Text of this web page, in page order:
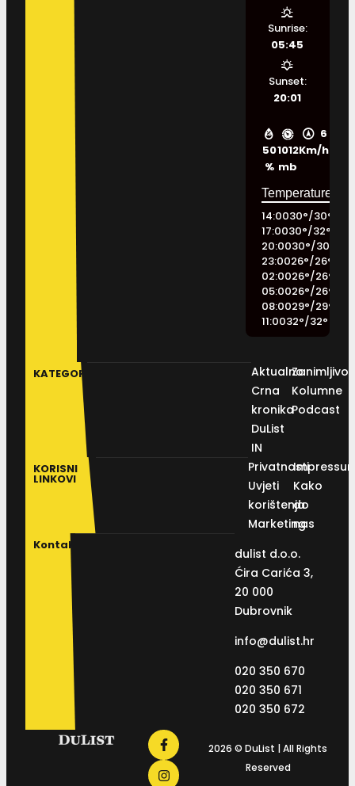
50
%
1012
mb
6
Km/h
Sunrise:
05:45
Sunset:
20:01
14:0030°/30°
17:0030°/32°
20:0030°/30
23:0026°/26°
02:0026°/26°
05:0026°/26°
08:0029°/29°
11:0032°/32°
KATEGORIJE
Aktualno
Crna
kronika
DuList
IN
Kolumne
Podcast
KORISNI
LINKOVI
Privatnosti
Uvjeti
korištenja
Marketing
Kako
do
nas
Kontakt
dulist d.o.o.
Ćira Carića 3,
20 000
Dubrovnik
info@dulist.hr
020 350 670
020 350 671
020 350 672
2026 © DuList | All Rights
Reserved